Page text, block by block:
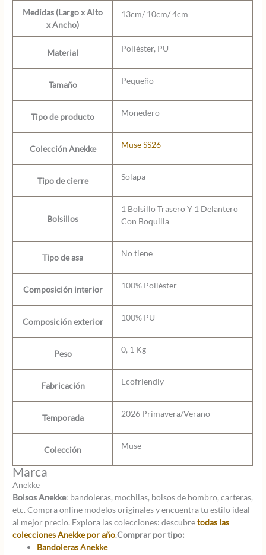
Medidas (Largo x Alto
x Ancho)
13cm/ 10cm/ 4cm
Material Poliéster, PU
Tamaño Pequeño
Tipo de producto Monedero
Colección Anekke Muse SS26
Tipo de cierre Solapa
Bolsillos
1 Bolsillo Trasero Y 1 Delantero
Con Boquilla
Tipo de asa No tiene
Composición interior 100% Poliéster
Composición exterior 100% PU
Peso 0, 1 Kg
Fabricación Ecofriendly
Temporada 2026 Primavera/Verano
Colección Muse
Marca
Anekke
Bolsos Anekke: bandoleras, mochilas, bolsos de hombro, carteras,
etc. Compra online modelos originales y encuentra tu estilo ideal
al mejor precio. Explora las colecciones: descubretodas las
colecciones Anekke por año.Comprar por tipo:
Bandoleras Anekke